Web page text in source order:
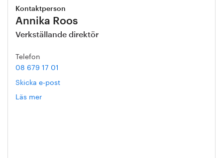
Kontaktperson
Annika Roos
Verkställande direktör
Telefon
08 679 17 01
Skicka e-post
Läs mer